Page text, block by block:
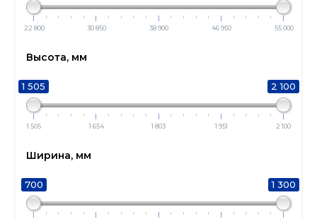
22 800 30 850 38 900 46 950 55 000
Высота, мм
1 505 2 100
1 505 1 654 1 803 1 951 2 100
Ширина, мм
700 1 300